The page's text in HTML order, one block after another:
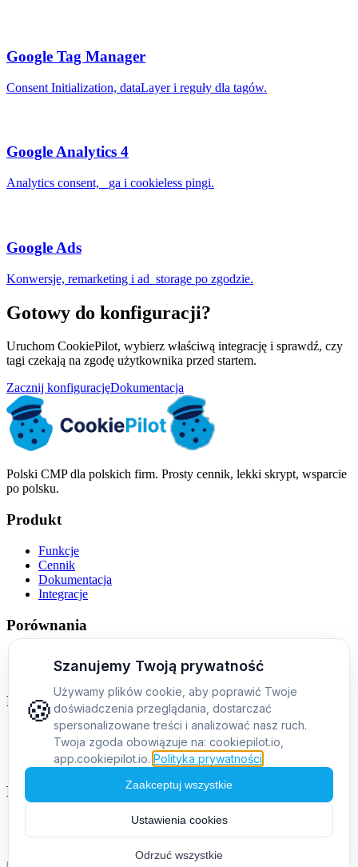
Google Tag Manager
Consent Initialization, dataLayer i reguły dla tagów.
Google Analytics 4
Analytics consent, _ga i cookieless pingi.
Google Ads
Konwersje, remarketing i ad_storage po zgodzie.
Gotowy do konfiguracji?
Uruchom CookiePilot, wybierz właściwą integrację i sprawdź, czy
tagi czekają na zgodę użytkownika przed startem.
Zacznij konfiguracjęDokumentacja
Polski CMP dla polskich firm. Prosty cennik, lekki skrypt, wsparcie
po polsku.
Produkt
Funkcje
Cennik
Dokumentacja
Integracje
Porównania
Cookiebot vs CookieYes vs CookiePilot
Firma
O nas
Kontakt
Blog
Prawne
Polityka prywatności
Regulamin